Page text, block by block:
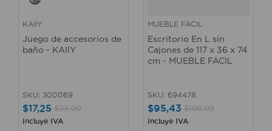
KAIIY
Juego de accesorios de
baño - KAIIY
SKU: 300069
$17,25 $23,00
Incluye IVA
MUEBLE FACIL
Escritorio En L sin
Cajones de 117 x 36 x 74
cm - MUEBLE FACIL
SKU: 694478
$95,43 $106,02
Incluye IVA